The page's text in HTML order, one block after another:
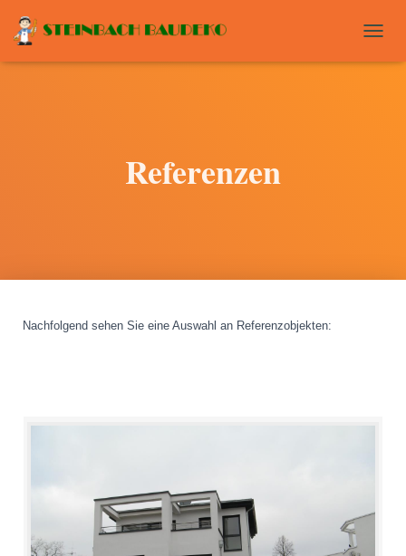
O
Referenzen
Nachfolgend sehen Sie eine Auswahl an Referenzobjekten: